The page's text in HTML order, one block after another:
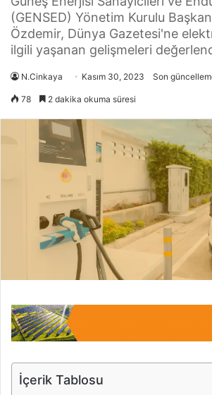
(GENSED) Yönetim Kurulu
Özdemir, Dünya Gazetesi'ne
ilgili yaşanan gelişmeleri
N.Cinkaya Kasım 30, 2023 Son
78 2 dakika okuma süresi
İçerik Tablosu